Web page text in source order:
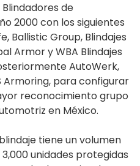
de
2000 con los siguientes
Ballistic Group, Blindajes
Armor y WBA Blindajes
AutoWerk,
Armoring, para configurar
reconocimiento grupo
en México.
tiene un volumen
unidades protegidas